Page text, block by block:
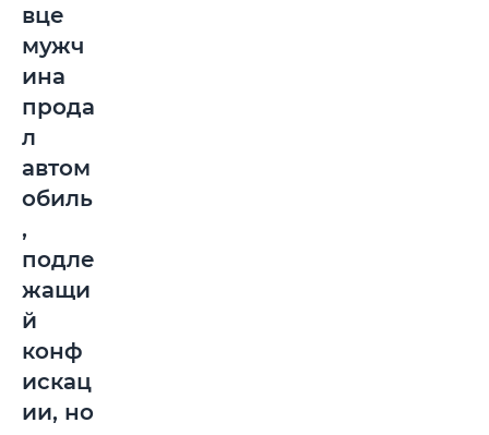
вце
мужч
ина
прода
л
автом
обиль
,
подле
жащи
й
конф
искац
ии, но